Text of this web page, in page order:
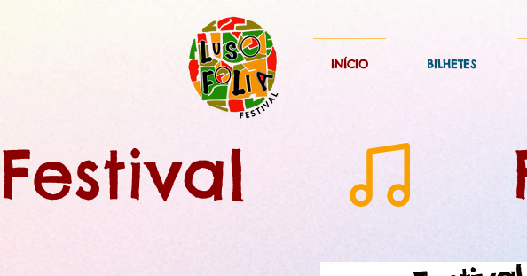
INÍCIO BILHETES
Festival